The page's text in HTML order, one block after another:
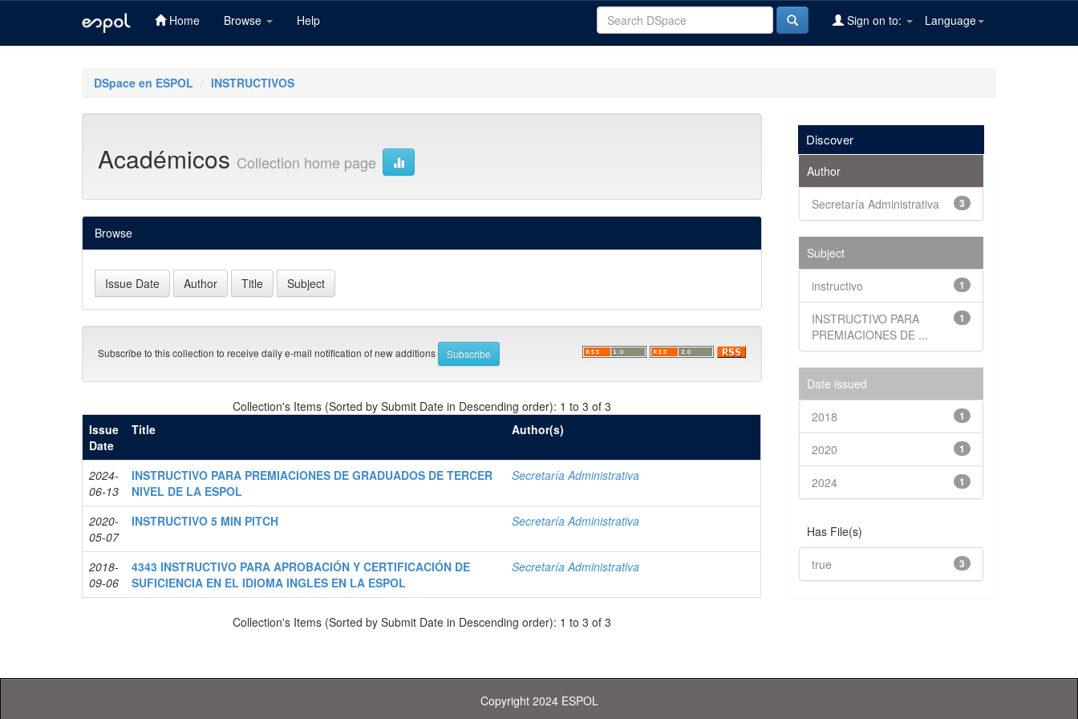
Home Browse Help Language
Sign on to:
DSpace en ESPOL INSTRUCTIVOS
Académicos Collection home page
Browse
Subscribe to this collection to receive daily e-mail notification of new additions
Collection's Items (Sorted by Submit Date in Descending order): 1 to 3 of 3
Issue
Date
Title Author(s)
2024-
06-13
INSTRUCTIVO PARA PREMIACIONES DE GRADUADOS DE TERCER
NIVEL DE LA ESPOL
Secretaría Administrativa
2020-
05-07
INSTRUCTIVO 5 MIN PITCH Secretaría Administrativa
2018-
09-06
4343 INSTRUCTIVO PARA APROBACIÓN Y CERTIFICACIÓN DE
SUFICIENCIA EN EL IDIOMA INGLES EN LA ESPOL
Secretaría Administrativa
Collection's Items (Sorted by Submit Date in Descending order): 1 to 3 of 3
Discover
Author
3
Secretaría Administrativa
Subject
1
instructivo
1
INSTRUCTIVO PARA
PREMIACIONES DE ...
Date issued
1
2018
1
2020
1
2024
Has File(s)
3
true
Copyright 2024 ESPOL